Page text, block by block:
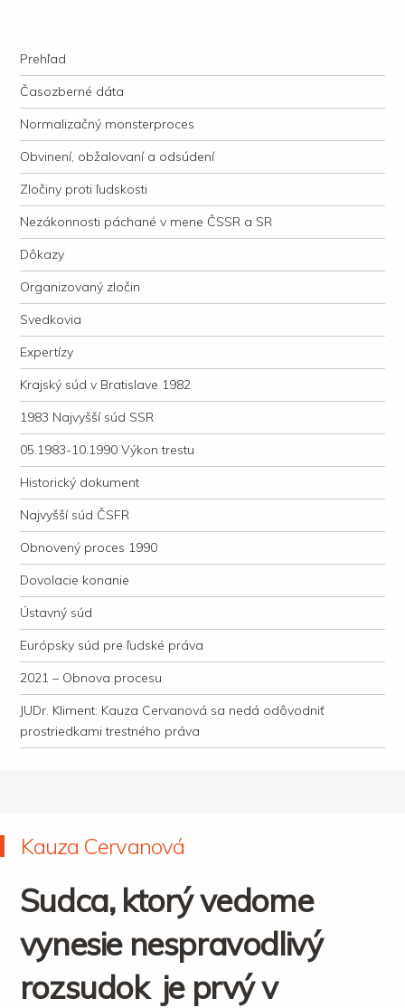
justície
Navigation
Skip to content
Prehľad
Časozberné dáta
Normalizačný monsterproces
Obvinení, obžalovaní a odsúdení
Zločiny proti ľudskosti
Nezákonnosti páchané v mene ČSSR a SR
Dôkazy
Organizovaný zločin
Svedkovia
Expertízy
Krajský súd v Bratislave 1982
1983 Najvyšší súd SSR
05.1983-10.1990 Výkon trestu
Historický dokument
Najvyšší súd ČSFR
Obnovený proces 1990
Dovolacie konanie
Ústavný súd
Európsky súd pre ľudské práva
2021 – Obnova procesu
JUDr. Kliment: Kauza Cervanová sa nedá odôvodniť
prostriedkami trestného práva
Kauza Cervanová
Sudca, ktorý vedome
vynesie nespravodlivý
rozsudok je prvý v